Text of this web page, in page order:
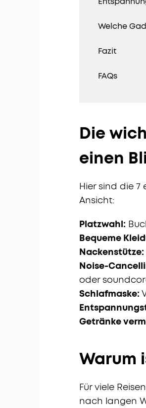
Welche
Fazit
FAQs
Die
einen
Hier sind die
Ansicht:
Platzwahl:
Bequeme
Nackenstütze:
Noise-
oder
Schlafmaske:
Getränke
Warum
Für viele
nach langen